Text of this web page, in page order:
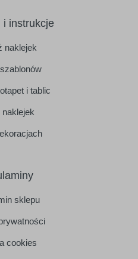
i instrukcje
naklejek
i tablic
naklejek
sklepu
cookies